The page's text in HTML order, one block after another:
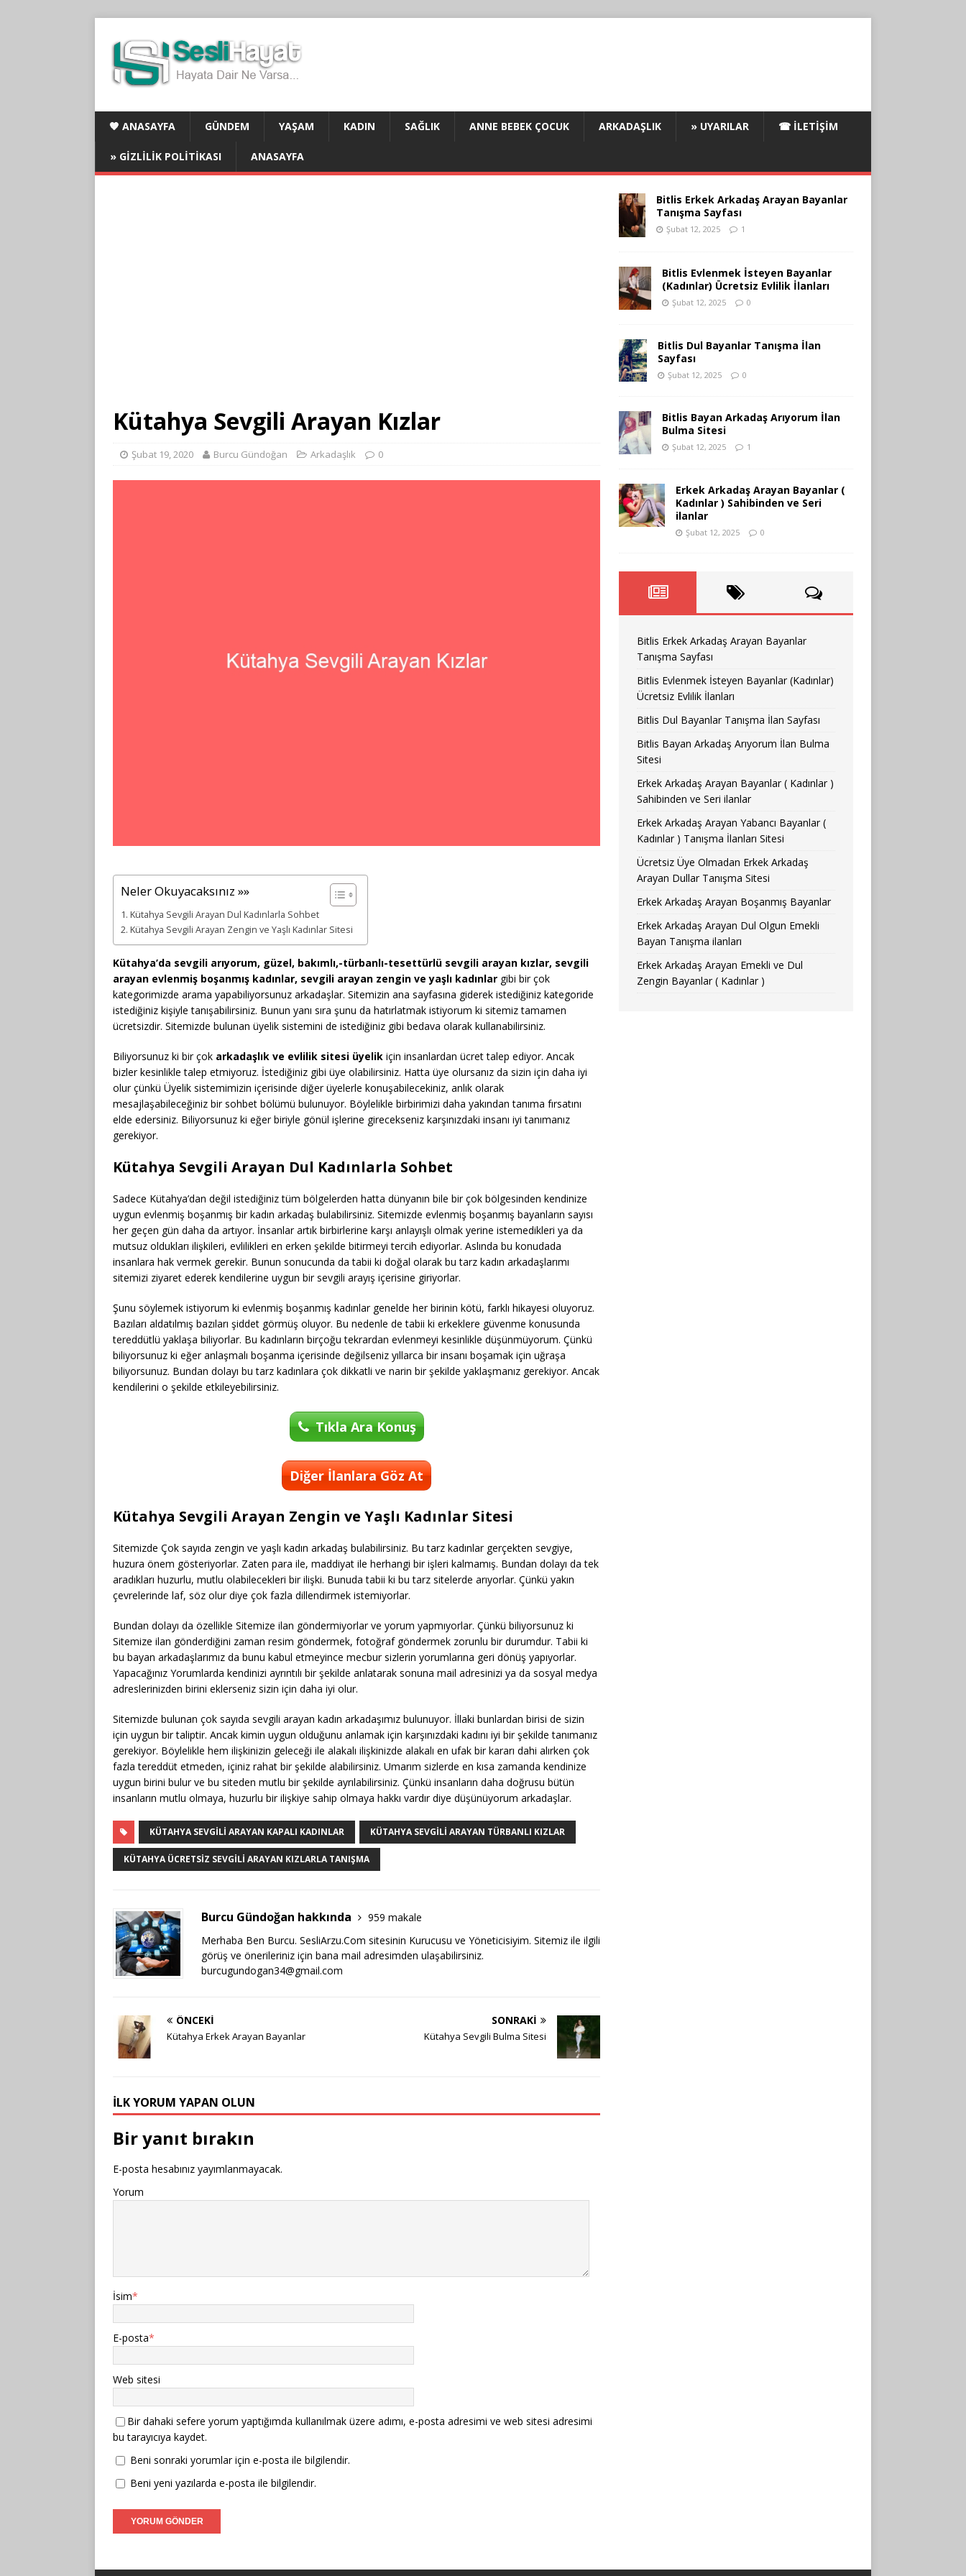
🧡 ANASAYFA GÜNDEM YAŞAM KADIN SAĞLIK ANNE BEBEK ÇOCUK ARKADAŞLIK » UYARILAR ☎ İLETIŞIM
» GIZLILIK POLITIKASI ANASAYFA
Kütahya Sevgili Arayan Kızlar
Şubat 19, 2020 Burcu Gündoğan Arkadaşlık 0
Neler Okuyacaksınız »»
Kütahya Sevgili Arayan Dul Kadınlarla Sohbet
Kütahya Sevgili Arayan Zengin ve Yaşlı Kadınlar Sitesi
Kütahya’da sevgili arıyorum, güzel, bakımlı,-türbanlı-tesettürlü sevgili arayan kızlar, sevgili
arayan evlenmiş boşanmış kadınlar, sevgili arayan zengin ve yaşlı kadınlar gibi bir çok
kategorimizde arama yapabiliyorsunuz arkadaşlar. Sitemizin ana sayfasına giderek istediğiniz kategoride
istediğiniz kişiyle tanışabilirsiniz. Bunun yanı sıra şunu da hatırlatmak istiyorum ki sitemiz tamamen
ücretsizdir. Sitemizde bulunan üyelik sistemini de istediğiniz gibi bedava olarak kullanabilirsiniz.
Biliyorsunuz ki bir çok arkadaşlık ve evlilik sitesi üyelik için insanlardan ücret talep ediyor. Ancak
bizler kesinlikle talep etmiyoruz. İstediğiniz gibi üye olabilirsiniz. Hatta üye olursanız da sizin için daha iyi
olur çünkü Üyelik sistemimizin içerisinde diğer üyelerle konuşabilecekiniz, anlık olarak
mesajlaşabileceğiniz bir sohbet bölümü bulunuyor. Böylelikle birbirimizi daha yakından tanıma fırsatını
elde edersiniz. Biliyorsunuz ki eğer biriyle gönül işlerine girecekseniz karşınızdaki insanı iyi tanımanız
gerekiyor.
Kütahya Sevgili Arayan Dul Kadınlarla Sohbet
Sadece Kütahya’dan değil istediğiniz tüm bölgelerden hatta dünyanın bile bir çok bölgesinden kendinize
uygun evlenmiş boşanmış bir kadın arkadaş bulabilirsiniz. Sitemizde evlenmiş boşanmış bayanların sayısı
her geçen gün daha da artıyor. İnsanlar artık birbirlerine karşı anlayışlı olmak yerine istemedikleri ya da
mutsuz oldukları ilişkileri, evlilikleri en erken şekilde bitirmeyi tercih ediyorlar. Aslında bu konudada
insanlara hak vermek gerekir. Bunun sonucunda da tabii ki doğal olarak bu tarz kadın arkadaşlarımı
sitemizi ziyaret ederek kendilerine uygun bir sevgili arayış içerisine giriyorlar.
Şunu söylemek istiyorum ki evlenmiş boşanmış kadınlar genelde her birinin kötü, farklı hikayesi oluyoruz.
Bazıları aldatılmış bazıları şiddet görmüş oluyor. Bu nedenle de tabii ki erkeklere güvenme konusunda
tereddütlü yaklaşa biliyorlar. Bu kadınların birçoğu tekrardan evlenmeyi kesinlikle düşünmüyorum. Çünkü
biliyorsunuz ki eğer anlaşmalı boşanma içerisinde değilseniz yıllarca bir insanı boşamak için uğraşa
biliyorsunuz. Bundan dolayı bu tarz kadınlara çok dikkatli ve narin bir şekilde yaklaşmanız gerekiyor. Ancak
kendilerini o şekilde etkileyebilirsiniz.
Tıkla Ara Konuş
Diğer İlanlara Göz At
Kütahya Sevgili Arayan Zengin ve Yaşlı Kadınlar Sitesi
Sitemizde Çok sayıda zengin ve yaşlı kadın arkadaş bulabilirsiniz. Bu tarz kadınlar gerçekten sevgiye,
huzura önem gösteriyorlar. Zaten para ile, maddiyat ile herhangi bir işleri kalmamış. Bundan dolayı da tek
aradıkları huzurlu, mutlu olabilecekleri bir ilişki. Bunuda tabii ki bu tarz sitelerde arıyorlar. Çünkü yakın
çevrelerinde laf, söz olur diye çok fazla dillendirmek istemiyorlar.
Bundan dolayı da özellikle Sitemize ilan göndermiyorlar ve yorum yapmıyorlar. Çünkü biliyorsunuz ki
Sitemize ilan gönderdiğini zaman resim göndermek, fotoğraf göndermek zorunlu bir durumdur. Tabii ki
bu bayan arkadaşlarımız da bunu kabul etmeyince mecbur sizlerin yorumlarına geri dönüş yapıyorlar.
Yapacağınız Yorumlarda kendinizi ayrıntılı bir şekilde anlatarak sonuna mail adresinizi ya da sosyal medya
adreslerinizden birini eklerseniz sizin için daha iyi olur.
Sitemizde bulunan çok sayıda sevgili arayan kadın arkadaşımız bulunuyor. İllaki bunlardan birisi de sizin
için uygun bir taliptir. Ancak kimin uygun olduğunu anlamak için karşınızdaki kadını iyi bir şekilde tanımanız
gerekiyor. Böylelikle hem ilişkinizin geleceği ile alakalı ilişkinizde alakalı en ufak bir kararı dahi alırken çok
fazla tereddüt etmeden, içiniz rahat bir şekilde alabilirsiniz. Umarım sizlerde en kısa zamanda kendinize
uygun birini bulur ve bu siteden mutlu bir şekilde ayrılabilirsiniz. Çünkü insanların daha doğrusu bütün
insanların mutlu olmaya, huzurlu bir ilişkiye sahip olmaya hakkı vardır diye düşünüyorum arkadaşlar.
KÜTAHYA SEVGILI ARAYAN KAPALI KADINLAR KÜTAHYA SEVGILI ARAYAN TÜRBANLI KIZLAR
KÜTAHYA ÜCRETSIZ SEVGILI ARAYAN KIZLARLA TANIŞMA
Burcu Gündoğan hakkında
959 makale
Merhaba Ben Burcu. SesliArzu.Com sitesinin Kurucusu ve Yöneticisiyim. Sitemiz ile ilgili
görüş ve önerileriniz için bana mail adresimden ulaşabilirsiniz.
burcugundogan34@gmail.com
ÖNCEKI
Kütahya Erkek Arayan Bayanlar
SONRAKI
Kütahya Sevgili Bulma Sitesi
İLK YORUM YAPAN OLUN
Bir yanıt bırakın
E-posta hesabınız yayımlanmayacak.
Yorum
İsim*
E-posta*
Web sitesi
Bir dahaki sefere yorum yaptığımda kullanılmak üzere adımı, e-posta adresimi ve web sitesi adresimi
bu tarayıcıya kaydet.
Beni sonraki yorumlar için e-posta ile bilgilendir.
Beni yeni yazılarda e-posta ile bilgilendir.
Bitlis Erkek Arkadaş Arayan Bayanlar
Tanışma Sayfası
Şubat 12, 2025 1
Bitlis Evlenmek İsteyen Bayanlar
(Kadınlar) Ücretsiz Evlilik İlanları
Şubat 12, 2025 0
Bitlis Dul Bayanlar Tanışma İlan
Sayfası
Şubat 12, 2025 0
Bitlis Bayan Arkadaş Arıyorum İlan
Bulma Sitesi
Şubat 12, 2025 1
Erkek Arkadaş Arayan Bayanlar (
Kadınlar ) Sahibinden ve Seri
ilanlar
Şubat 12, 2025 0
Bitlis Erkek Arkadaş Arayan Bayanlar
Tanışma Sayfası
Bitlis Evlenmek İsteyen Bayanlar (Kadınlar)
Ücretsiz Evlilik İlanları
Bitlis Dul Bayanlar Tanışma İlan Sayfası
Bitlis Bayan Arkadaş Arıyorum İlan Bulma
Sitesi
Erkek Arkadaş Arayan Bayanlar ( Kadınlar )
Sahibinden ve Seri ilanlar
Erkek Arkadaş Arayan Yabancı Bayanlar (
Kadınlar ) Tanışma İlanları Sitesi
Ücretsiz Üye Olmadan Erkek Arkadaş
Arayan Dullar Tanışma Sitesi
Erkek Arkadaş Arayan Boşanmış Bayanlar
Erkek Arkadaş Arayan Dul Olgun Emekli
Bayan Tanışma ilanları
Erkek Arkadaş Arayan Emekli ve Dul
Zengin Bayanlar ( Kadınlar )